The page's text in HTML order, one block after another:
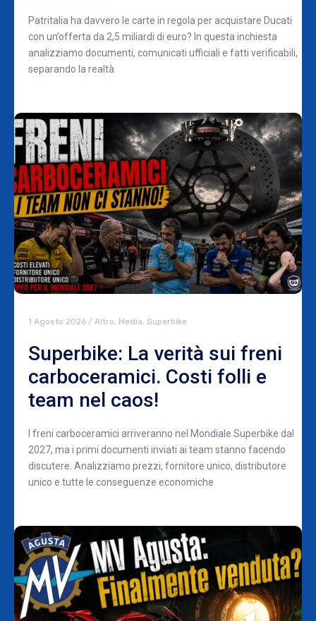
Patritalia ha davvero le carte in regola per acquistare Ducati
con un’offerta da 2,5 miliardi di euro? In questa inchiesta
analizziamo documenti, comunicati ufficiali e fatti verificabili,
separando la realtà
1 Agosto 2026 / Altro, Media, Superbike
Superbike: La verità sui freni
carboceramici. Costi folli e
team nel caos!
I freni carboceramici arriveranno nel Mondiale Superbike dal
2027, ma i primi documenti inviati ai team stanno facendo
discutere. Analizziamo prezzi, fornitore unico, distributore
unico e tutte le conseguenze economiche